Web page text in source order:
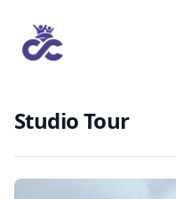
Studio Tour